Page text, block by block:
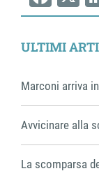
X
ULTIMI
Marconi arriva
Avvicinare alla
La scomparsa